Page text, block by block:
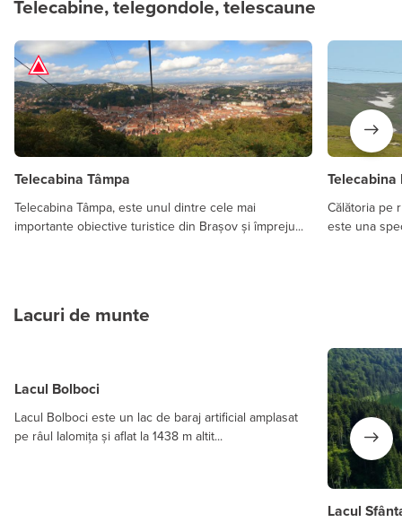
Telecabine, telegondole, telescaune
Telecabina Tâmpa
Telecabina Tâmpa, este unul dintre cele mai
importante obiective turistice din Brașov și împreju...
Telecabina
Călătoria pe
este una
Lacuri de munte
Lacul Bolboci
Lacul Bolboci este un lac de baraj artificial amplasat
pe râul Ialomița și aflat la 1438 m altit...
Lacul